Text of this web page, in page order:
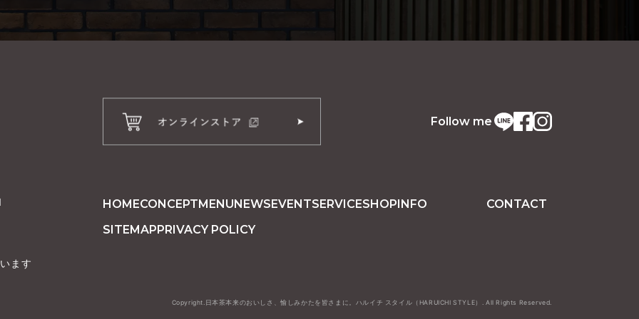
ます
Follow me
HOMECONCEPTMENUNEWSEVENTSERVICESHOPINFO
CONTACT
SITEMAPPRIVACY POLICY
Copyright.日本茶本来のおいしさ、愉しみかたを皆さまに。ハルイチ スタイル（HARUICHI STYLE）. All Rights Reserved.